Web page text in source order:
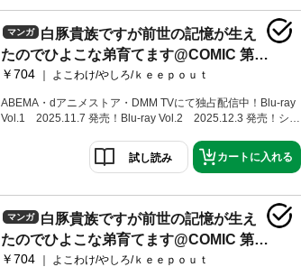
ード化。購入者特典として配布
き下ろし小説をW収録！【あらすじ】腹違いの弟・レグルス
を屋敷へ迎え、子育てに励む鳳蝶（あげは）の新しい日常が
始まった。だが教育制度の粗末な菊乃井領では、絵本一つさ
えないという。活版印刷の技術があれば、平民にも知識を与
えられるはず。そう百華公主に相談するも、「妾（わらわ）
を引きたい鳳蝶は、識字率が上がれば『菫の園』のお芝居も
再現できると彼女に持ちかけるが……？
マンガ
白豚貴族ですが前世の記憶が生え
たのでひよこな弟育てます@COMIC 第4
ABEMA・dアニメストア・DMM TVにて独占配信中！Blu-ray
ーズ累計35万部突破！（電子書籍を含む）親バカな兄と幼い
弟の領地経営ファンタジー、待望のコミカライズ第4巻！【あ
主より賜った桃の正体が“仙桃”という不老不死をもたらすとさ
れる貴重なものだと知る。知らないことを知る大切さを学び
ながらついにカレーを完成させ、畑で野菜作りに励んでいる
と、命を救ったマリアの紹介により作法の先生としてエルフ
のラーラがやって来た！
試し読み カートに入れる
マンガ
白豚貴族ですが前世の記憶が生え
たのでひよこな弟育てます@COMIC 第6